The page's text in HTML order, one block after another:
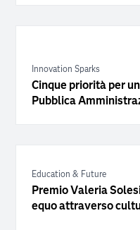
Innovation Sparks
Cinque priorità per
Pubblica
Education & Future
Premio Valeria
equo attraverso